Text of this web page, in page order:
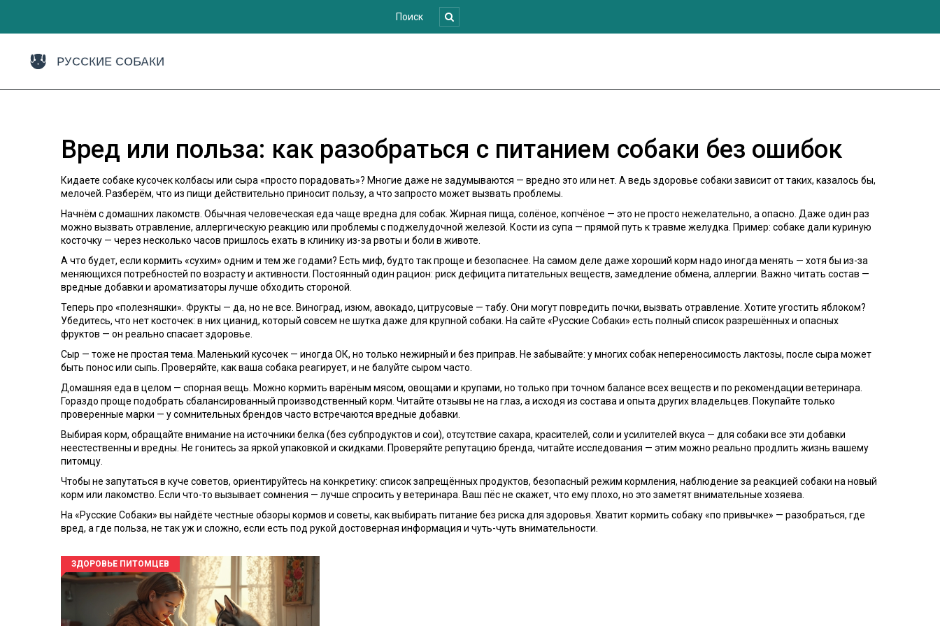
Вред или польза: как разобраться с питанием собаки без ошибок
Кидаете собаке кусочек колбасы или сыра «просто порадовать»? Многие даже не задумываются — вредно это или нет. А ведь здоровье собаки зависит от таких, казалось бы,
мелочей. Разберём, что из пищи действительно приносит пользу, а что запросто может вызвать проблемы.
Начнём с домашних лакомств. Обычная человеческая еда чаще вредна для собак. Жирная пища, солёное, копчёное — это не просто нежелательно, а опасно. Даже один раз
можно вызвать отравление, аллергическую реакцию или проблемы с поджелудочной железой. Кости из супа — прямой путь к травме желудка. Пример: собаке дали куриную
косточку — через несколько часов пришлось ехать в клинику из-за рвоты и боли в животе.
А что будет, если кормить «сухим» одним и тем же годами? Есть миф, будто так проще и безопаснее. На самом деле даже хороший корм надо иногда менять — хотя бы из-за
меняющихся потребностей по возрасту и активности. Постоянный один рацион: риск дефицита питательных веществ, замедление обмена, аллергии. Важно читать состав —
вредные добавки и ароматизаторы лучше обходить стороной.
Теперь про «полезняшки». Фрукты — да, но не все. Виноград, изюм, авокадо, цитрусовые — табу. Они могут повредить почки, вызвать отравление. Хотите угостить яблоком?
Убедитесь, что нет косточек: в них цианид, который совсем не шутка даже для крупной собаки. На сайте «Русские Собаки» есть полный список разрешённых и опасных
фруктов — он реально спасает здоровье.
Сыр — тоже не простая тема. Маленький кусочек — иногда ОК, но только нежирный и без приправ. Не забывайте: у многих собак непереносимость лактозы, после сыра может
быть понос или сыпь. Проверяйте, как ваша собака реагирует, и не балуйте сыром часто.
Домашняя еда в целом — спорная вещь. Можно кормить варёным мясом, овощами и крупами, но только при точном балансе всех веществ и по рекомендации ветеринара.
Гораздо проще подобрать сбалансированный производственный корм. Читайте отзывы не на глаз, а исходя из состава и опыта других владельцев. Покупайте только
проверенные марки — у сомнительных брендов часто встречаются вредные добавки.
Выбирая корм, обращайте внимание на источники белка (без субпродуктов и сои), отсутствие сахара, красителей, соли и усилителей вкуса — для собаки все эти добавки
неестественны и вредны. Не гонитесь за яркой упаковкой и скидками. Проверяйте репутацию бренда, читайте исследования — этим можно реально продлить жизнь вашему
питомцу.
Чтобы не запутаться в куче советов, ориентируйтесь на конкретику: список запрещённых продуктов, безопасный режим кормления, наблюдение за реакцией собаки на новый
корм или лакомство. Если что-то вызывает сомнения — лучше спросить у ветеринара. Ваш пёс не скажет, что ему плохо, но это заметят внимательные хозяева.
На «Русские Собаки» вы найдёте честные обзоры кормов и советы, как выбирать питание без риска для здоровья. Хватит кормить собаку «по привычке» — разобраться, где
вред, а где польза, не так уж и сложно, если есть под рукой достоверная информация и чуть-чуть внимательности.
ЗДОРОВЬЕ ПИТОМЦЕВ